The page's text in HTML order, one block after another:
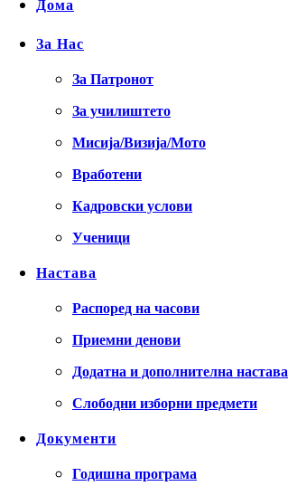
Дома
За Нас
За Патронот
За училиштето
Мисија/Визија/Мото
Вработени
Кадровски услови
Ученици
Настава
Распоред на часови
Приемни денови
Додатна и дополнителна настава
Слободни изборни предмети
Документи
Годишна програма